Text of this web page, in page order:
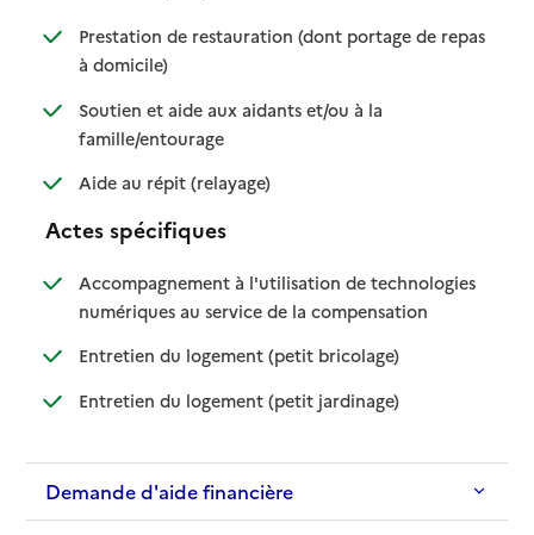
Prestation de restauration (dont portage de repas
à domicile): disponible
: non disponible
Soutien et aide aux aidants et/ou à la
famille/entourage: disponible
: non disponible
Aide au répit (relayage): disponible
: non disponible
Actes spécifiques
Accompagnement à l'utilisation de technologies
numériques au service de la compensation: disponible
: non disponible
Entretien du logement (petit bricolage): disponible
: non disponible
Entretien du logement (petit jardinage): disponible
: non disponible
Demande d'aide financière